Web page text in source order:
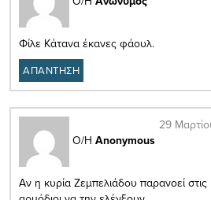
Φίλε Κάτανα έκανες φάουλ.
ΑΠΑΝΤΗΣΗ
Ο/Η Anonymous
29
Αν η κυρία Ζεμπελιάδου παρανοεί στις